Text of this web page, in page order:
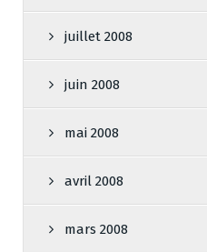
juillet 2008
juin 2008
mai 2008
avril 2008
mars 2008